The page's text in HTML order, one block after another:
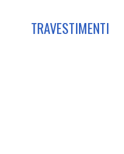
TRAVESTIMENTI